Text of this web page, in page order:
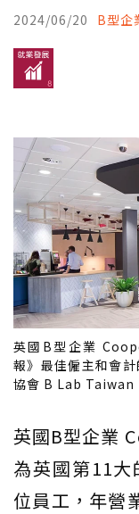
2024/06/20 B型企
英國B型企業
報》最佳僱主和會
協會 B Lab Taiwan
英國B型企業
為英國第11
位員工，年營